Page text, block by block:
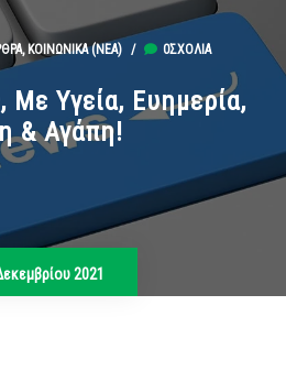
, ΚΟΙΝΩΝΙΚΆ (ΝΕΑ)/ 0ΣΧΌΛΙΑ
Με Υγεία, Ευημερία,
& Αγάπη!
2021